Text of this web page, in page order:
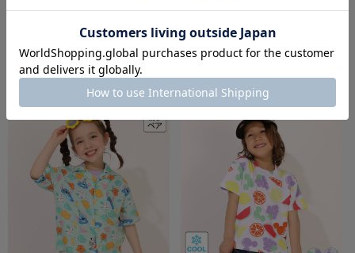
アロハ総柄シャツ 1745A
￥2,695 (50%OFF)
8/6～50%OFF SALE 【メール便】対応可 親
子お揃い ディズニー マジックTシャツ